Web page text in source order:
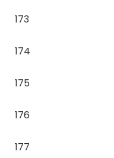
173
174
175
176
177